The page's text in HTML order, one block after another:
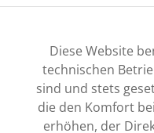
Diese Website
technischen
sind und stets
die den Komfort
erhöhen, der